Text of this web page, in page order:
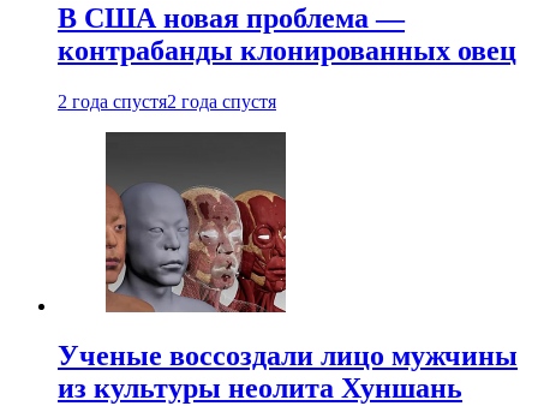
В США новая проблема —
контрабанды клонированных овец
2 года спустя2 года спустя
Ученые воссоздали лицо мужчины
из культуры неолита Хуншань